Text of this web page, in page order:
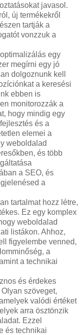
javasol.
új termékekről
tartják a
vonzzuk a
egy
megírni egy jó
dolgoznunk kell
a keresési
ebben is
monitorozzák a
hogy mindig egy
és a
elemei a
weboldalad
és több
a SEO, és
a
tartalmat hozz létre,
Ez egy komplex
weboldalad
listákon. Ahhoz,
figyelembe venned,
a
a technikai
és érdekes
szöveget,
valódi értéket
arra ösztönzik
Ezzel
és technikai